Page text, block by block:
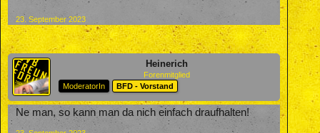
23. September 2023
Heinerich
Forenmitglied
ModeratorIn
BFD - Vorstand
Ne man, so kann man da nich einfach draufhalten!